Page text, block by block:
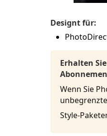
Designt für:
Erhalten
Wenn Sie
Style-